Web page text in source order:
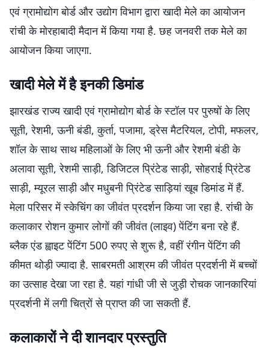
एवं ग्रामोद्योग बोर्ड और उद्योग विभाग द्वारा खादी मेले का आयोजन
रांची के मोरहाबादी मैदान में किया गया है. छह जनवरी तक मेले का
आयोजन किया जाएगा.
खादी मेले में है इनकी डिमांड
झारखंड राज्य खादी एवं ग्रामोद्योग बोर्ड के स्टॉल पर पुरुषों के लिए
सूती, रेशमी, ऊनी बंडी, कुर्ता, पजामा, ड्रेस मैटरियल, टोपी, मफलर,
शॉल के साथ साथ महिलाओं के लिए भी ऊनी और रेशमी बंडी के
अलावा सूती, रेशमी साड़ी, डिजिटल प्रिंटेड साड़ी, सोहराई प्रिंटेड
साड़ी, म्यूरल साड़ी और मधुबनी प्रिंटेड साड़ियां खूब डिमांड में हैं.
मेला परिसर में स्केचिंग का जीवंत प्रदर्शन किया जा रहा है. रांची के
कलाकार रोशन कुमार लोगों की जीवंत (लाइव) पेंटिंग बना रहे हैं.
ब्लैक एंड ह्वाइट पेंटिंग 500 रुपए से शुरू है, वहीं रंगीन पेंटिंग की
कीमत थोड़ी ज्यादा है. साबरमती आश्रम की जीवंत प्रदर्शनी में बच्चों
का उत्साह देखा जा रहा है. यहां गांधी जी से जुड़ी रोचक जानकारियां
प्रदर्शनी में लगी चित्रों से प्राप्त की जा सकती हैं.
कलाकारों ने दी शानदार प्रस्तुति